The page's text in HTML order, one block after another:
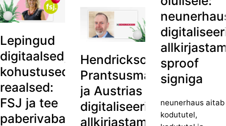
sproof
signiga
neunerhaus aitab
kodututel,
Lepingud
digitaalsed,
kohustused
reaalsed:
FSJ ja tee
paberivaba
Hendrickson:
Prantsusmaal
ja Austrias
digitaliseeritakse
allkirjastamisprotsesse.